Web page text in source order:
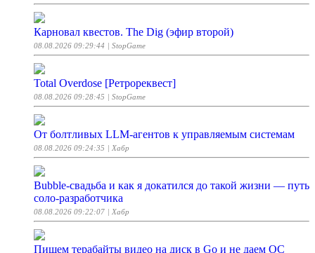
Карновал квестов. The Dig (эфир второй)
08.08.2026 09:29:44 | StopGame
Total Overdose [Ретрореквест]
08.08.2026 09:28:45 | StopGame
От болтливых LLM-агентов к управляемым системам
08.08.2026 09:24:35 | Хабр
Bubble-свадьба и как я докатился до такой жизни — путь
соло-разработчика
08.08.2026 09:22:07 | Хабр
Пишем терабайты видео на диск в Go и не даем ОС